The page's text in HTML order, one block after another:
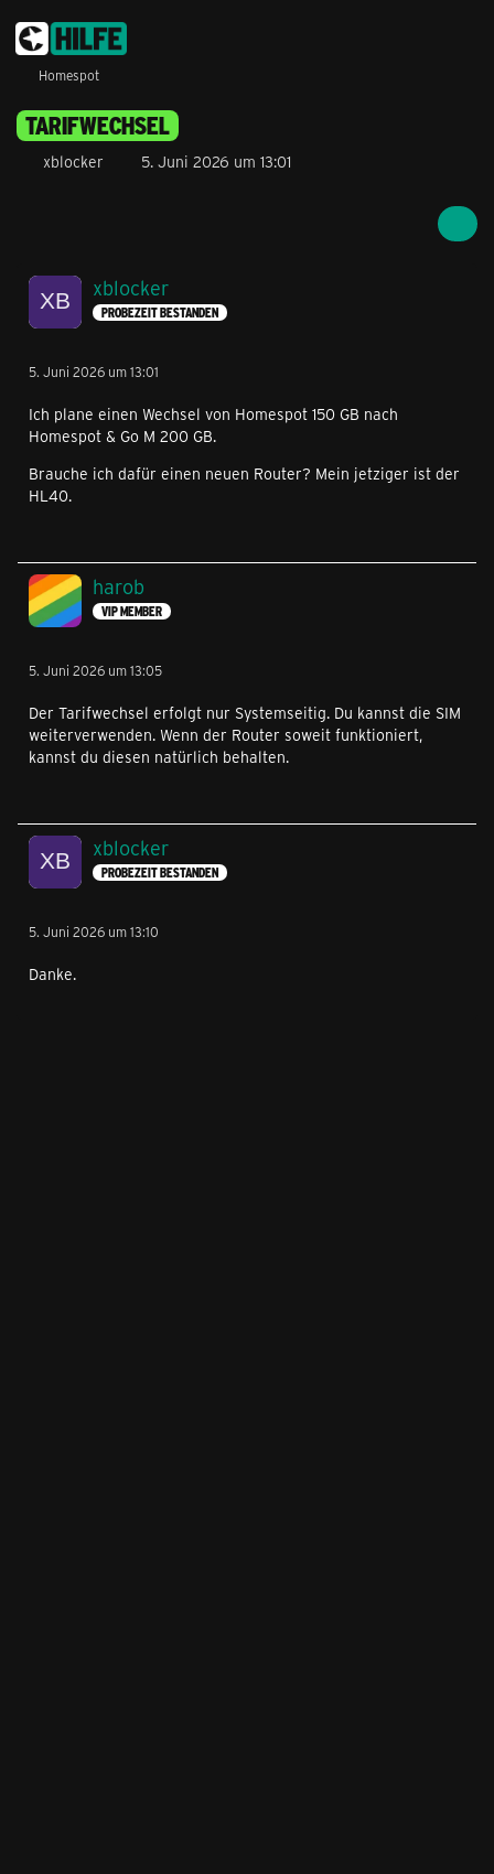
Homespot
TARIFWECHSEL
xblocker 5. Juni 2026 um 13:01
xblocker
PROBEZEIT BESTANDEN
5. Juni 2026 um 13:01
Ich plane einen Wechsel von Homespot 150 GB nach
Homespot & Go M 200 GB.
Brauche ich dafür einen neuen Router? Mein jetziger ist der
HL40.
harob
VIP MEMBER
5. Juni 2026 um 13:05
Der Tarifwechsel erfolgt nur Systemseitig. Du kannst die SIM
weiterverwenden. Wenn der Router soweit funktioniert,
kannst du diesen natürlich behalten.
xblocker
PROBEZEIT BESTANDEN
5. Juni 2026 um 13:10
Danke.